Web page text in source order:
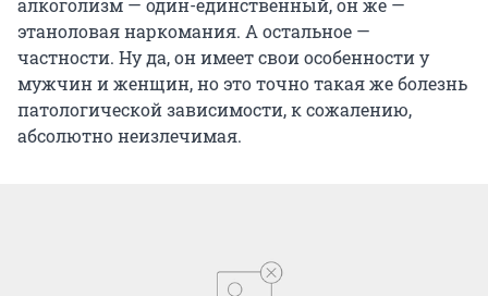
этаноловая наркомания. А остальное —
частности. Ну да, он имеет свои особенности у
мужчин и женщин, но это точно такая же болезнь
патологической зависимости, к сожалению,
абсолютно неизлечимая.